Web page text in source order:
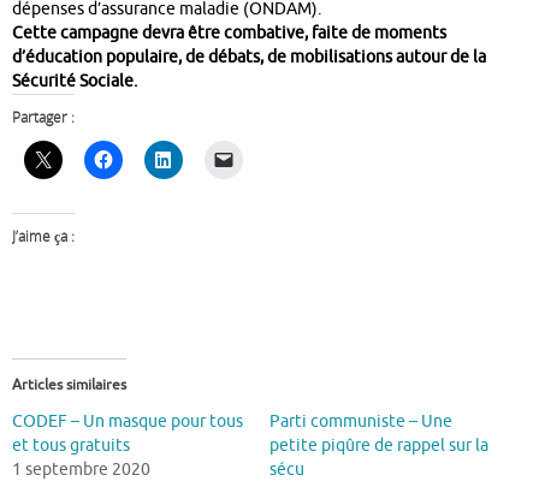
dépenses d’assurance maladie (ONDAM).
Cette campagne devra être combative, faite de moments
d’éducation populaire, de débats, de mobilisations autour de la
Sécurité Sociale.
Partager :
J’aime ça :
Articles similaires
CODEF – Un masque pour tous
et tous gratuits
1 septembre 2020
Parti communiste – Une
petite piqûre de rappel sur la
sécu